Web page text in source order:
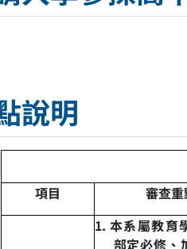
說明
項目
審查重
1. 本系屬教育
部定必修、